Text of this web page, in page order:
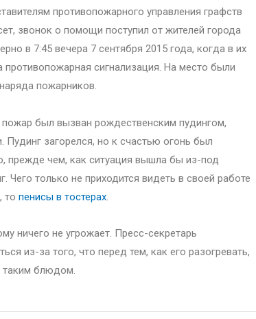
противопожарного управления графств
звонок о помощи поступил от жителей города
в 7:45 вечера 7 сентября 2015 года, когда в их
противопожарная сигнализация. На место были
пожарников.
был вызван рождественским пудингом,
загорелся, но к счастью огонь был
прежде чем, как ситуация вышла бы из-под
только не приходится видеть в своей работе
то пенисы в тостерах
ничего не угрожает. Пресс-секретарь
из-за того, что перед тем, как его разогревать,
таким блюдом.